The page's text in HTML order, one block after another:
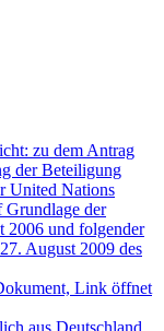
zu dem Antrag
der Beteiligung
United Nations
der
2006 und folgender
August 2009 des
Link öffnet